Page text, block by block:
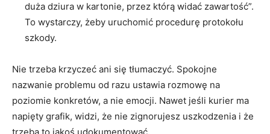
duża dziura w kartonie, przez którą widać zawartość”.
To wystarczy, żeby uruchomić procedurę protokołu
szkody.
Nie trzeba krzyczeć ani się tłumaczyć. Spokojne
nazwanie problemu od razu ustawia rozmowę na
poziomie konkretów, a nie emocji. Nawet jeśli kurier ma
napięty grafik, widzi, że nie zignorujesz uszkodzenia i że